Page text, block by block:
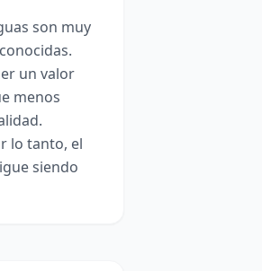
son muy
un valor
menos
lo tanto, el
siendo